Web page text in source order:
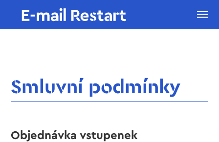
Smluvní podmínky
Objednávka vstupenek